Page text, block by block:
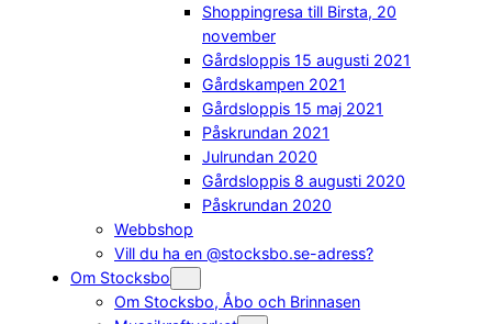
Shoppingresa till Birsta, 20
november
Gårdsloppis 15 augusti 2021
Gårdskampen 2021
Gårdsloppis 15 maj 2021
Påskrundan 2021
Julrundan 2020
Gårdsloppis 8 augusti 2020
Påskrundan 2020
Webbshop
Vill du ha en @stocksbo.se-adress?
Om Stocksbo
Om Stocksbo, Åbo och Brinnasen